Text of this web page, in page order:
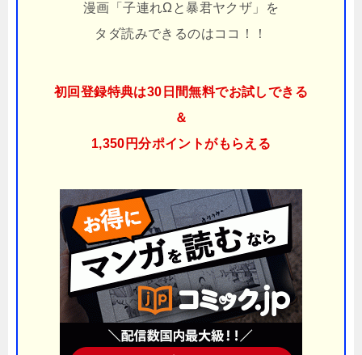
漫画「子連れΩと暴君ヤクザ」を
タダ読みできるのはココ！！
初回登録特典は30日間無料でお試しできる
＆
1,350円分ポイントがもらえる